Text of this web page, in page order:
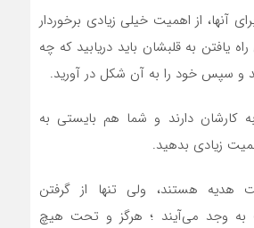
آنها، از اهميت خيلي زيادي برخوردار
يافتن به قلبشان بايد دريابيد که چه
و سپس خود را به آن شکل در آوريد.
کارشان دارند و شما هم بايستي به
زيادي بدهيد.
هديه هستند، ولي تنها از گرفتن
به وجد مي‌آيند ؛ هرگز و تحت هيچ